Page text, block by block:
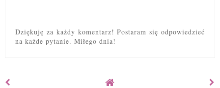
Dziękuję za każdy komentarz! Postaram się odpowiedzieć
na każde pytanie. Miłego dnia!